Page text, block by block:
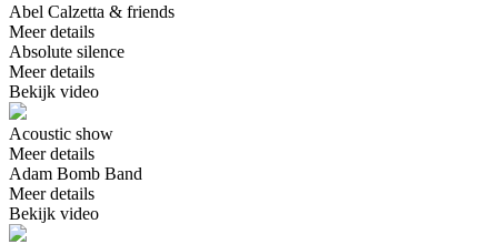
Abel Calzetta & friends
Meer details
Absolute silence
Meer details
Bekijk video
Acoustic show
Meer details
Adam Bomb Band
Meer details
Bekijk video